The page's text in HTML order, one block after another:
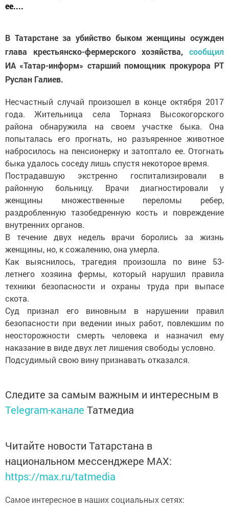
ее....
В Татарстане за убийство быком женщины осужден
глава крестьянско-фермерского хозяйства, сообщил
ИА «Татар-информ» старший помощник прокурора РТ
Руслан Галиев.
Несчастный случай произошел в конце октября 2017
года. Жительница села Торнаяз Высокогорского
района обнаружила на своем участке быка. Она
попыталась его прогнать, но разъяренное животное
набросилось на пенсионерку и затоптало ее. Отогнать
быка удалось соседу лишь спустя некоторое время.
Пострадавшую экстренно госпитализировали в
районную больницу. Врачи диагностировали у
женщины множественные переломы ребер,
раздробленную тазобедренную кость и повреждение
внутренних органов.
В течение двух недель врачи боролись за жизнь
женщины, но, к сожалению, она умерла.
Как выяснилось, трагедия произошла по вине 53-
летнего хозяина фермы, который нарушил правила
техники безопасности и охраны труда при выпасе
скота.
Суд признал его виновным в нарушении правил
безопасности при ведении иных работ, повлекшим по
неосторожности смерть человека и назначил ему
наказание в виде двух лет лишения свободы условно.
Подсудимый свою вину признавать отказался.
Следите за самым важным и интересным в
Telegram-канале Татмедиа
Читайте новости Татарстана в
национальном мессенджере MАХ:
https://max.ru/tatmedia
Самое интересное в наших социальных сетях: